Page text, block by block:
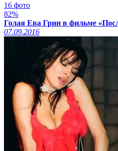
16 фото
82%
Голая Ева Грин в фильме
07.09.2016